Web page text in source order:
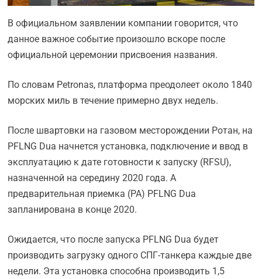
В официальном заявлении компании говорится, что
данное важное событие произошло вскоре после
официальной церемонии присвоения названия.
По словам Petronas, платформа преодолеет около 1840
морских миль в течение примерно двух недель.
После швартовки на газовом месторождении Ротан, на
PFLNG Dua начнется установка, подключение и ввод в
эксплуатацию к дате готовности к запуску (RFSU),
назначенной на середину 2020 года. А
предварительная приемка (PA) PFLNG Dua
запланирована в конце 2020.
Ожидается, что после запуска PFLNG Dua будет
производить загрузку одного СПГ-танкера каждые две
недели. Эта установка способна производить 1,5